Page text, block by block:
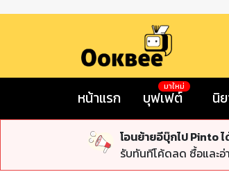
หน้าแรก บุฟเฟต์
มาใหม่
นิ
โอนย้ายอีบุ๊กไป Pinto
รับทันทีโค้ดลด ซื้อและ